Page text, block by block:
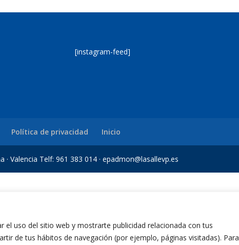
el uso del sitio web y mostrarte publicidad relacionada con tus
de tus hábitos de navegación (por ejemplo, páginas visitadas). Para
[instagram-feed]
Política de privacidad Inicio
· Valencia Telf: 961 383 014 · epadmon@lasallevp.es